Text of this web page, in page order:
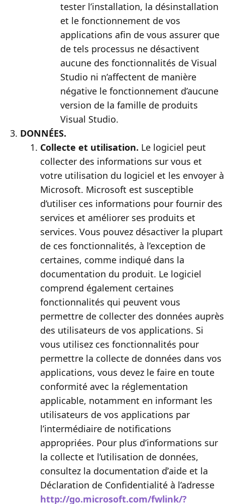
tester l’installation, la désinstallation
et le fonctionnement de vos
applications afin de vous assurer que
de tels processus ne désactivent
aucune des fonctionnalités de Visual
Studio ni n’affectent de manière
négative le fonctionnement d’aucune
version de la famille de produits
Visual Studio.
DONNÉES.
Collecte et utilisation. Le logiciel peut
collecter des informations sur vous et
votre utilisation du logiciel et les envoyer à
Microsoft. Microsoft est susceptible
d’utiliser ces informations pour fournir des
services et améliorer ses produits et
services. Vous pouvez désactiver la plupart
de ces fonctionnalités, à l’exception de
certaines, comme indiqué dans la
documentation du produit. Le logiciel
comprend également certaines
fonctionnalités qui peuvent vous
permettre de collecter des données auprès
des utilisateurs de vos applications. Si
vous utilisez ces fonctionnalités pour
permettre la collecte de données dans vos
applications, vous devez le faire en toute
conformité avec la réglementation
applicable, notamment en informant les
utilisateurs de vos applications par
l’intermédiaire de notifications
appropriées. Pour plus d’informations sur
la collecte et l’utilisation de données,
consultez la documentation dֹ’aide et la
Déclaration de Confidentialité à l’adresse
http://go.microsoft.com/fwlink/?